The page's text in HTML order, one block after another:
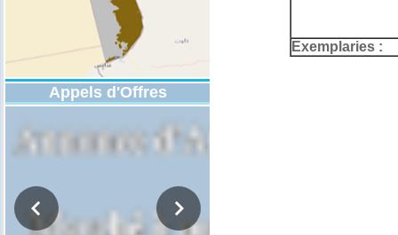
Appels d'Offres
Exemplaries :